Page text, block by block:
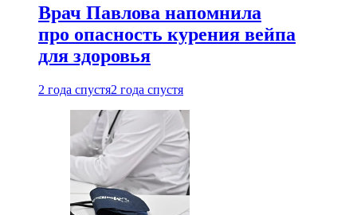
Врач Павлова напомнила
про опасность курения вейпа
для здоровья
2 года спустя2 года спустя